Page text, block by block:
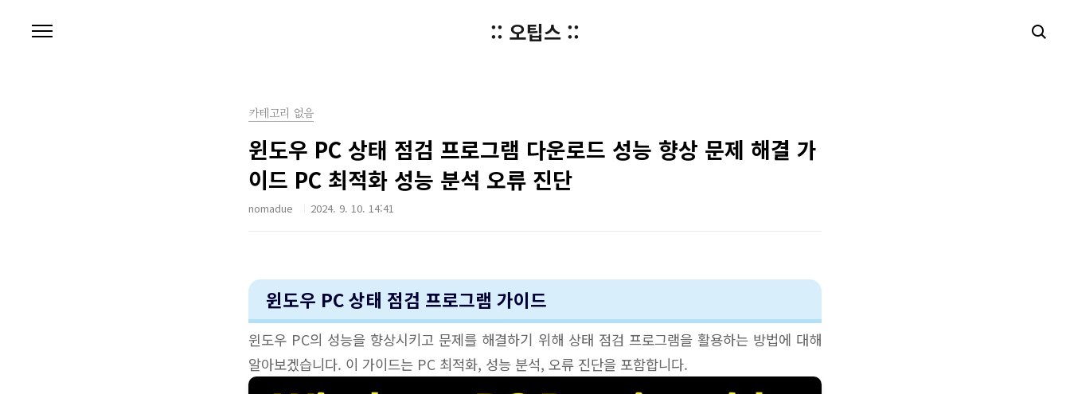
:: 오팁스 ::
카테고리 없음
윈도우 PC 상태 점검 프로그램 다운로드 성능 향상 문제 해결 가
이드 PC 최적화 성능 분석 오류 진단
nomadue 2024. 9. 10. 14:41
윈도우 PC 상태 점검 프로그램 가이드
윈도우 PC의 성능을 향상시키고 문제를 해결하기 위해 상태 점검 프로그램을 활용하는 방법에 대해
알아보겠습니다. 이 가이드는 PC 최적화, 성능 분석, 오류 진단을 포함합니다.